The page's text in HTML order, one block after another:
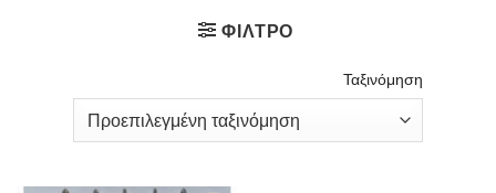
ΦΊΛΤΡΟ
Ταξινόμηση